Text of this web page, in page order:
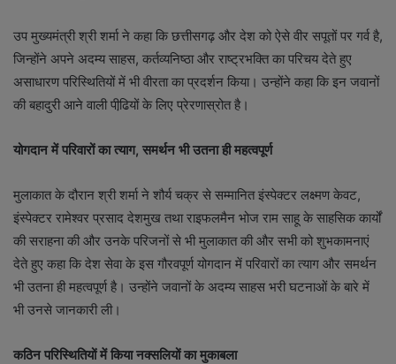
उप मुख्यमंत्री श्री शर्मा ने कहा कि छत्तीसगढ़ और देश को ऐसे वीर सपूतों पर गर्व है,
जिन्होंने अपने अदम्य साहस, कर्तव्यनिष्ठा और राष्ट्रभक्ति का परिचय देते हुए
असाधारण परिस्थितियों में भी वीरता का प्रदर्शन किया। उन्होंने कहा कि इन जवानों
की बहादुरी आने वाली पीढि़यों के लिए प्रेरणास्रोत है।
योगदान में परिवारों का त्याग, समर्थन भी उतना ही महत्वपूर्ण
मुलाकात के दौरान श्री शर्मा ने शौर्य चक्र से सम्मानित इंस्पेक्टर लक्ष्मण केवट,
इंस्पेक्टर रामेश्वर प्रसाद देशमुख तथा राइफलमैन भोज राम साहू के साहसिक कार्यों
की सराहना की और उनके परिजनों से भी मुलाकात की और सभी को शुभकामनाएं
देते हुए कहा कि देश सेवा के इस गौरवपूर्ण योगदान में परिवारों का त्याग और समर्थन
भी उतना ही महत्वपूर्ण है। उन्होंने जवानों के अदम्य साहस भरी घटनाओं के बारे में
भी उनसे जानकारी ली।
कठिन परिस्थितियों में किया नक्सलियों का मुकाबला